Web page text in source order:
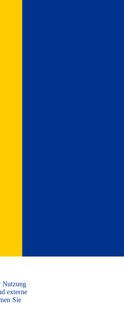
Nutzung
externe
Sie